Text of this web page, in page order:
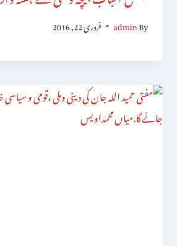
By
admin فروری 22, 2016